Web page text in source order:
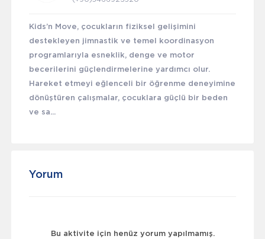
Kids’n Move, çocukların fiziksel gelişimini
destekleyen jimnastik ve temel koordinasyon
programlarıyla esneklik, denge ve motor
becerilerini güçlendirmelerine yardımcı olur.
Hareket etmeyi eğlenceli bir öğrenme deneyimine
dönüştüren çalışmalar, çocuklara güçlü bir beden
ve sa...
Yorum
Bu aktivite için henüz yorum yapılmamış.